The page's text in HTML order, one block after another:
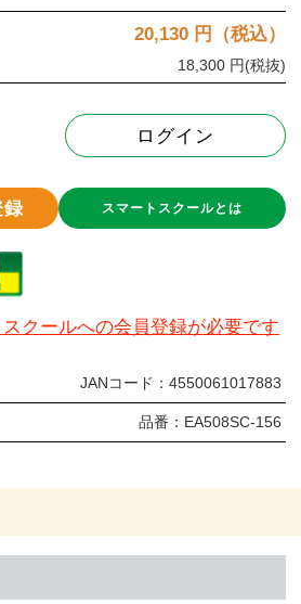
20,130 円（税込）
18,300 円(税抜)
ログイン
録 スマートスクールとは
クールへの会員登録が必要です
JANコード： 4550061017883
品番： EA508SC-156